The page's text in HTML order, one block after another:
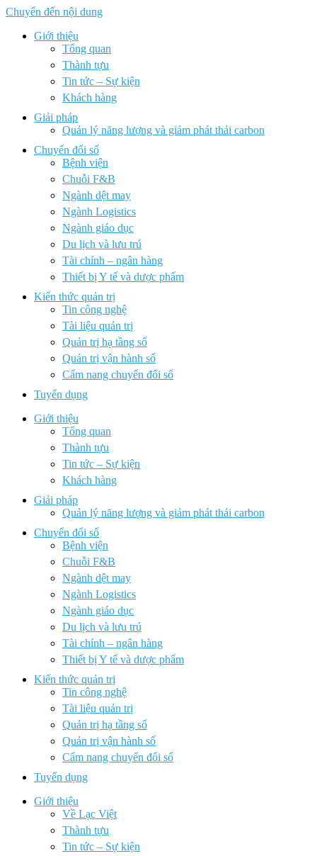
Chuyển đến nội dung
Giới thiệu
Tổng quan
Thành tựu
Tin tức – Sự kiện
Khách hàng
Giải pháp
Quản lý năng lượng và giảm phát thải carbon
Chuyển đổi số
Bệnh viện
Chuỗi F&B
Ngành dệt may
Ngành Logistics
Ngành giáo dục
Du lịch và lưu trú
Tài chính – ngân hàng
Thiết bị Y tế và dược phẩm
Kiến thức quản trị
Tin công nghệ
Tài liệu quản trị
Quản trị hạ tầng số
Quản trị vận hành số
Cẩm nang chuyển đổi số
Tuyển dụng
Giới thiệu
Tổng quan
Thành tựu
Tin tức – Sự kiện
Khách hàng
Giải pháp
Quản lý năng lượng và giảm phát thải carbon
Chuyển đổi số
Bệnh viện
Chuỗi F&B
Ngành dệt may
Ngành Logistics
Ngành giáo dục
Du lịch và lưu trú
Tài chính – ngân hàng
Thiết bị Y tế và dược phẩm
Kiến thức quản trị
Tin công nghệ
Tài liệu quản trị
Quản trị hạ tầng số
Quản trị vận hành số
Cẩm nang chuyển đổi số
Tuyển dụng
Giới thiệu
Về Lạc Việt
Thành tựu
Tin tức – Sự kiện